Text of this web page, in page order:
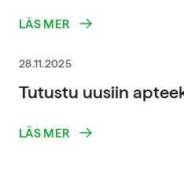
LÄS MER
28.11.2025
Tutustu uusiin
LÄS MER